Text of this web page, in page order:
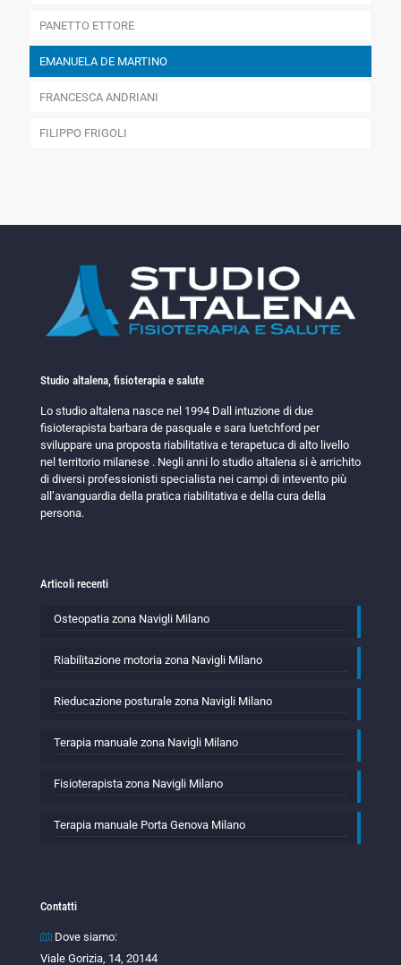
PANETTO ETTORE
EMANUELA DE MARTINO
FRANCESCA ANDRIANI
FILIPPO FRIGOLI
Studio altalena, fisioterapia e salute
Lo studio altalena nasce nel 1994 Dall intuzione di due
fisioterapista barbara de pasquale e sara luetchford per
sviluppare una proposta riabilitativa e terapetuca di alto livello
nel territorio milanese . Negli anni lo studio altalena si è arrichito
di diversi professionisti specialista nei campi di intevento più
all’avanguardia della pratica riabilitativa e della cura della
persona.
Articoli recenti
Osteopatia zona Navigli Milano
Riabilitazione motoria zona Navigli Milano
Rieducazione posturale zona Navigli Milano
Terapia manuale zona Navigli Milano
Fisioterapista zona Navigli Milano
Terapia manuale Porta Genova Milano
Contatti
Dove siamo:
Viale Gorizia, 14, 20144